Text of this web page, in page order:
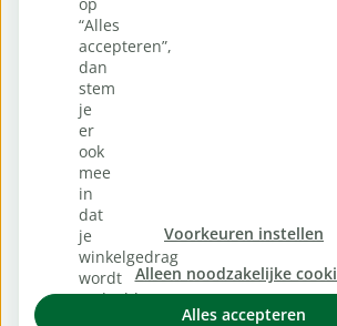
op
“Alles
accepteren”,
dan
stem
je
er
ook
mee
in
dat
je
winkelgedrag
wordt
gedeeld
Voorkeuren instellen
Alleen noodzakelijke
Alles accepteren